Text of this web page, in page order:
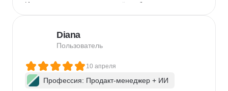
Интенсивность: материал даётся быстро; тем, кто
на проработку домашних заданий.
Хотелось бы больше времени на индивидуальное
Для кого курс:
Подойдёт руководителям продуктовых и кросс-
функциональных команд, менеджерам среднего
Diana
Пользователь
10 апреля
Профессия: Продакт-менеджер + ИИ